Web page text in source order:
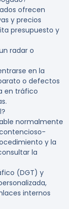
ofrecen
y precios
presupuesto y
radar o
en la
o defectos
en tráfico
normalmente
y la
la
(DGT) y
internos